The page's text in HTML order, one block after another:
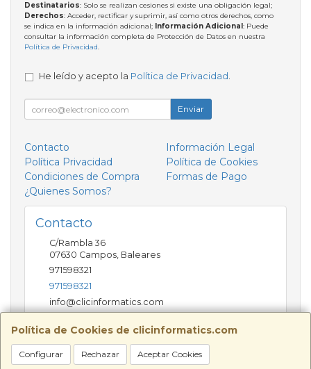
Política de Cookies de clicinformatics.com
Configurar Rechazar Aceptar Cookies
Destinatarios: Solo se realizan cesiones si existe una obligación legal;
Derechos: Acceder, rectificar y suprimir, así como otros derechos, como
se indica en la información adicional; Información Adicional: Puede
consultar la información completa de Protección de Datos en nuestra
Política de Privacidad.
He leído y acepto la Política de Privacidad .
Enviar
Contacto
Información Legal
Política Privacidad
Política de Cookies
Condiciones de Compra
Formas de Pago
¿Quienes Somos?
Contacto
C/Rambla 36
07630 Campos, Baleares
971598321
971598321
info@clicinformatics.com
Horario